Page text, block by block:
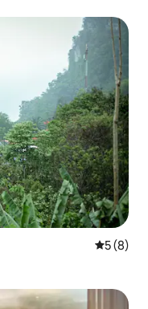
Note
5 (8)